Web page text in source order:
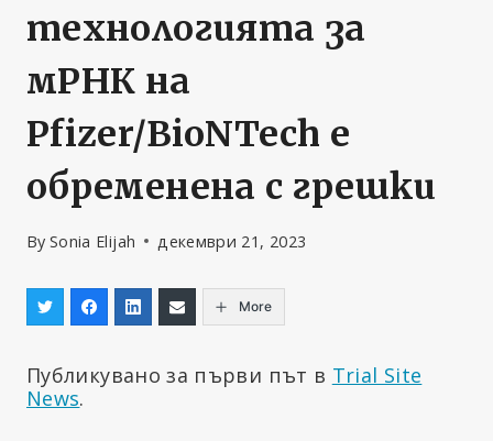
технологията за
мРНК на
Pfizer/BioNTech е
обременена с грешки
By Sonia Elijah декември 21, 2023
More
Публикувано за първи път в Trial Site
News.